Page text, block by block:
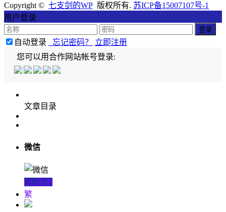
Copyright © 七支剑的WP 版权所有. 苏ICP备15007107号-1
用户登录
自动登录 忘记密码？
立即注册
您可以用合作网站帐号登录:
文章目录
微信
QQ咨询
繁